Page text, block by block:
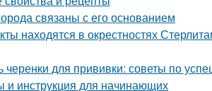
связаны с его основанием
находятся в окрестностях
черенки для прививки: советы по
и инструкция для начинающих